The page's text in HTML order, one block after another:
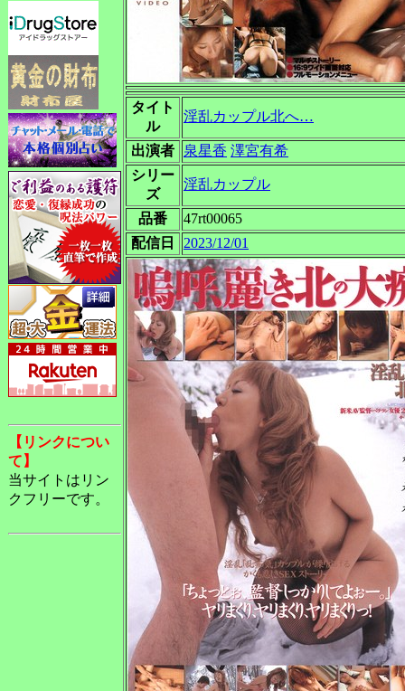
【リンクについ
て】
当サイトはリン
クフリーです。
タイト
ル
淫乱カップル北へ…
出演者 泉星香 澤宮有希
シリー
ズ
淫乱カップル
品番
47rt00065
配信日
2023/12/01